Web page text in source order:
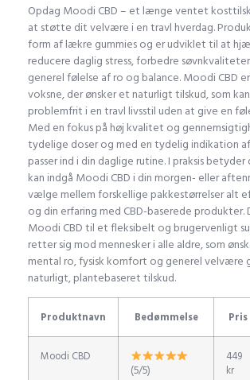
Opdag Moodi CBD – et længe ventet
at støtte dit velvære i en travl hverdag.
form af lækre gummies og er udviklet til at
reducere daglig stress, forbedre
generel følelse af ro og balance. Moodi CBD
voksne, der ønsker et naturligt tilskud, som
problemfrit i en travl livsstil uden at give en
Med en fokus på høj kvalitet og
tydelige doser og med en tydelig indikation
passer ind i din daglige rutine. I praksis
kan indgå Moodi CBD i din morgen- eller
vælge mellem forskellige pakkestørrelser alt
og din erfaring med CBD-baserede
Moodi CBD til et fleksibelt og brugervenligt
retter sig mod mennesker i alle aldre, som
mental ro, fysisk komfort og generel velvære
naturligt, plantebaseret tilskud.
Produktnavn Bedømmelse Pris
Moodi CBD
(5/5)
449
kr